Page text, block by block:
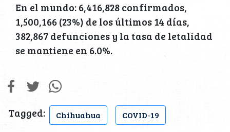
En el mundo: 6,416,828 confirmados,
1,500,166 (23%) de los últimos 14 días,
382,867 defunciones y la tasa de letalidad
se mantiene en 6.0%.
Tagged: Chihuahua COVID-19